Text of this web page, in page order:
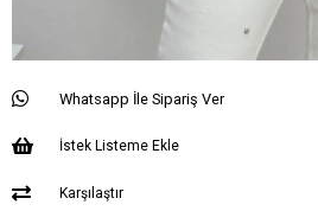
Whatsapp İle Sipariş Ver
İstek Listeme Ekle
Karşılaştır